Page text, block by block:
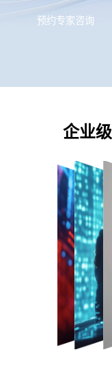
预约专家咨询
企业